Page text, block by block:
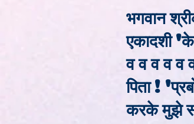
भगवान
एकादशी
व व व व व
पिता !
करके मुझे